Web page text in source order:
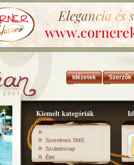
Idézetek Szerzők
Kiemelt kategóriák
»
» Szerelmes SMS
» Születésnap
» Élet